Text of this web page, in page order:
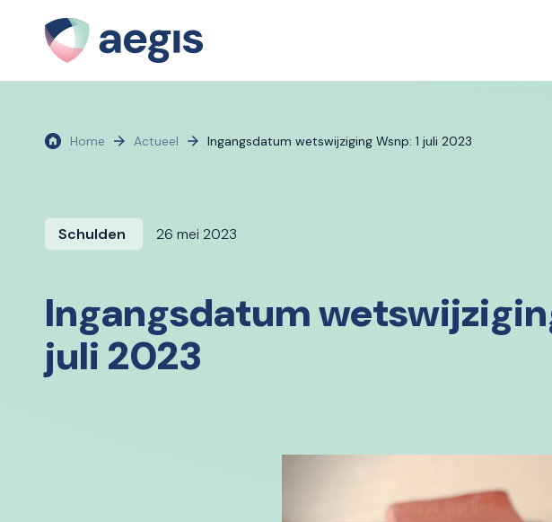
Home Actueel Ingangsdatum wetswijziging Wsnp: 1 juli 2023
Schulden 26 mei 2023
Ingangsdatum
juli 2023